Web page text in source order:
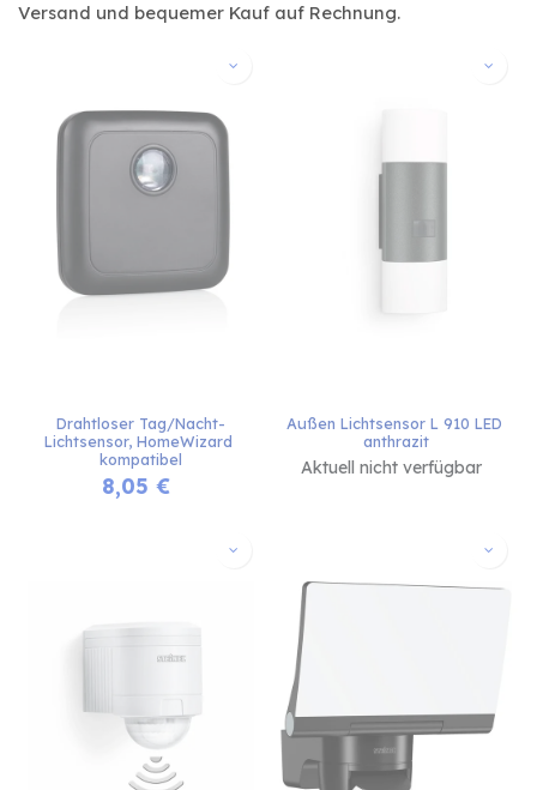
Versand und bequemer Kauf auf Rechnung.
Drahtloser Tag/Nacht-
Lichtsensor, HomeWizard
kompatibel
8,05 €
Außen Lichtsensor L 910 LED
anthrazit
Aktuell nicht verfügbar